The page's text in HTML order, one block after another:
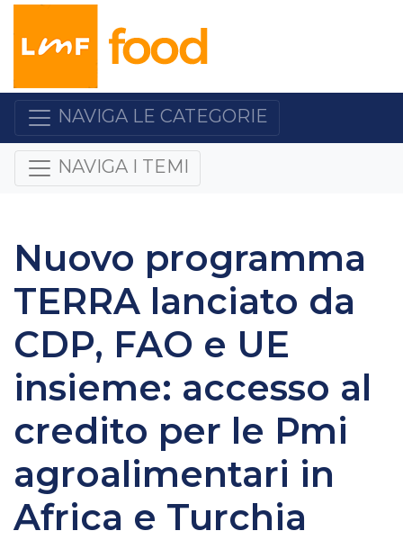
NAVIGA LE CATEGORIE
NAVIGA I TEMI
Nuovo programma
TERRA lanciato da
CDP, FAO e UE
insieme: accesso al
credito per le Pmi
agroalimentari in
Africa e Turchia